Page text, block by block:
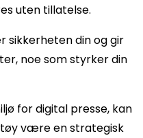
uten tillatelse.
sikkerheten din og gir
noe som styrker din
for digital presse, kan
være en strategisk